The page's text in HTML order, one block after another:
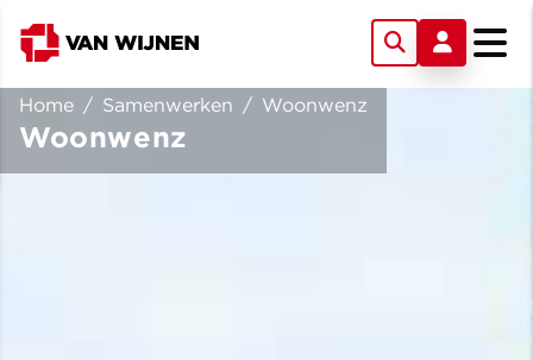
Home / Samenwerken / Woonwenz
Woonwenz